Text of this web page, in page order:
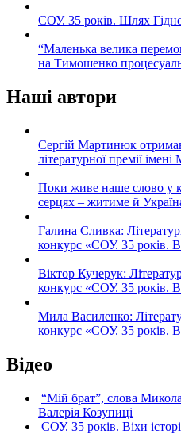
СОУ. 35 років. Шлях
“Маленька велика
на Тимошенко
Наші автори
Сергій Мартинюк
літературної премії
Поки живе наше слово у
серцях – житиме й
Галина Сливка:
конкурс «СОУ. 35 років.
Віктор Кучерук:
конкурс «СОУ. 35 років.
Мила Василенко:
конкурс «СОУ. 35 років.
Відео
“Мій брат”, слова
Валерія Козупиці
СОУ. 35 років. Віхи